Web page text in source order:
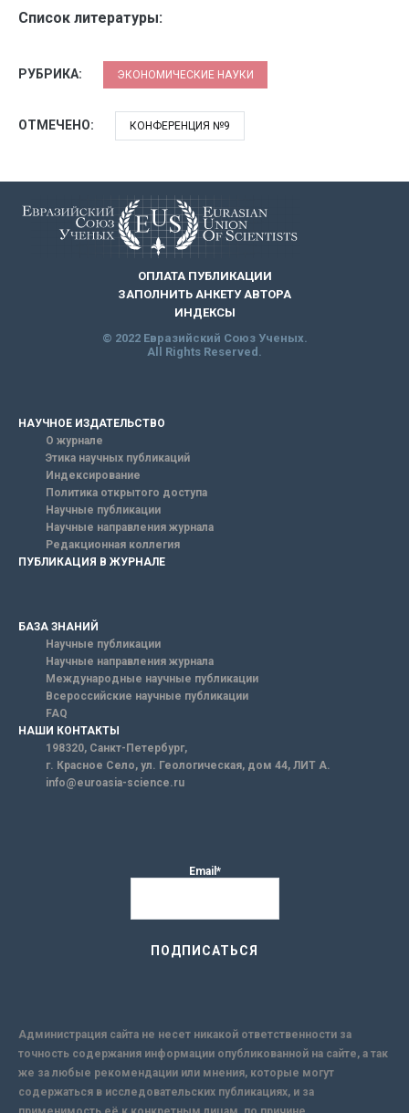
Список литературы:
РУБРИКА: ЭКОНОМИЧЕСКИЕ НАУКИ
ОТМЕЧЕНО: КОНФЕРЕНЦИЯ №9
ОПЛАТА ПУБЛИКАЦИИ
ЗАПОЛНИТЬ АНКЕТУ АВТОРА
ИНДЕКСЫ
© 2022 Евразийский Союз Ученых.
All Rights Reserved.
НАУЧНОЕ ИЗДАТЕЛЬСТВО
О журнале
Этика научных публикаций
Индексирование
Политика открытого доступа
Научные публикации
Научные направления журнала
Редакционная коллегия
ПУБЛИКАЦИЯ В ЖУРНАЛЕ
БАЗА ЗНАНИЙ
Научные публикации
Научные направления журнала
Международные научные публикации
Всероссийские научные публикации
FAQ
НАШИ КОНТАКТЫ
198320, Санкт-Петербург,
г. Красное Село, ул. Геологическая, дом 44, ЛИТ А.
info@euroasia-science.ru
Email*
Администрация сайта не несет никакой ответственности за
точность содержания информации опубликованной на сайте, а так
же за любые рекомендации или мнения, которые могут
содержаться в исследовательских публикациях, и за